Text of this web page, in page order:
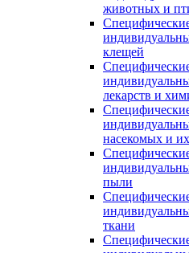
животных и
клещей
лекарств и
насекомых и
пыли
ткани